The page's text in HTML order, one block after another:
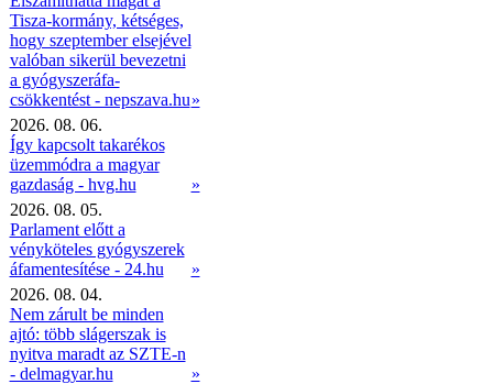
Tisza-kormány, kétséges,
hogy szeptember elsejével
valóban sikerül bevezetni
a gyógyszeráfa-
csökkentést - nepszava.hu»
2026. 08. 06.
Így kapcsolt takarékos
üzemmódra a magyar
gazdaság - hvg.hu
»
2026. 08. 05.
Parlament előtt a
vényköteles gyógyszerek
áfamentesítése - 24.hu
»
2026. 08. 04.
Nem zárult be minden
ajtó: több slágerszak is
nyitva maradt az SZTE-n
- delmagyar.hu
»